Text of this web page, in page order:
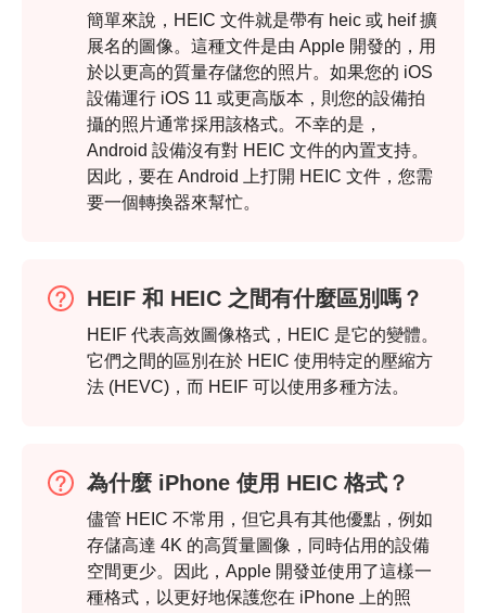
簡單來說，HEIC 文件就是帶有 heic 或 heif 擴
展名的圖像。這種文件是由 Apple 開發的，用
於以更高的質量存儲您的照片。如果您的 iOS
設備運行 iOS 11 或更高版本，則您的設備拍
攝的照片通常採用該格式。不幸的是，
Android 設備沒有對 HEIC 文件的內置支持。
因此，要在 Android 上打開 HEIC 文件，您需
要一個轉換器來幫忙。
HEIF 和 HEIC 之間有什麼區別嗎？
HEIF 代表高效圖像格式，HEIC 是它的變體。
它們之間的區別在於 HEIC 使用特定的壓縮方
法 (HEVC)，而 HEIF 可以使用多種方法。
為什麼 iPhone 使用 HEIC 格式？
儘管 HEIC 不常用，但它具有其他優點，例如
存儲高達 4K 的高質量圖像，同時佔用的設備
空間更少。因此，Apple 開發並使用了這樣一
種格式，以更好地保護您在 iPhone 上的照